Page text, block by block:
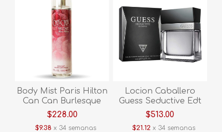
Body Mist Paris Hilton
Can Can Burlesque
236ml MCCBB
$228.00
$9.38 x 34 semanas
Locion Caballero
Guess Seductive Edt
Homme 100ml Hgues
$513.00
$21.12 x 34 semanas